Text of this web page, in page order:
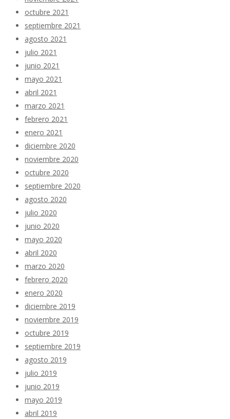
octubre 2021
septiembre 2021
agosto 2021
julio 2021
junio 2021
mayo 2021
abril 2021
marzo 2021
febrero 2021
enero 2021
diciembre 2020
noviembre 2020
octubre 2020
septiembre 2020
agosto 2020
julio 2020
junio 2020
mayo 2020
abril 2020
marzo 2020
febrero 2020
enero 2020
diciembre 2019
noviembre 2019
octubre 2019
septiembre 2019
agosto 2019
julio 2019
junio 2019
mayo 2019
abril 2019